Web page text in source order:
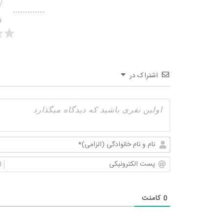
اشتراک در
0 کامنت